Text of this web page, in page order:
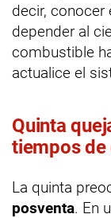
decir,
depender al
combustible
actualice el
Quinta
tiempos de
La quinta
posventa. En